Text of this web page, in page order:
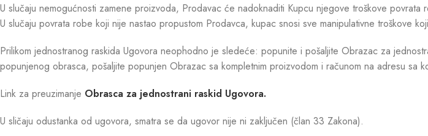
U slučaju nemogućnosti zamene proizvoda, Prodavac će nadoknaditi Kupcu njegove troškove
U slučaju povrata robe koji nije nastao propustom Prodavca, kupac snosi sve manipulativne troškove
Prilikom jednostranog raskida Ugovora neophodno je sledeće: popunite i pošaljite Obrazac za
popunjenog obrasca, pošaljite popunjen Obrazac sa kompletnim proizvodom i računom na adresu sa
Link za preuzimanje Obrasca za jednostrani raskid Ugovora.
U sličaju odustanka od ugovora, smatra se da ugovor nije ni zaključen (član 33 Zakona).